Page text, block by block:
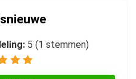
5 (1 stemmen)